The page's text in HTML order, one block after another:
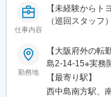
公津の杜駅、羽
県)、京成幕張
上前津駅、知寄
仕事内容
【未経験から
（巡回スタッ
勤務地
【大阪府外の
島2-14-15※実務
します。（大阪
大阪メトロ御堂
【最寄り駅】
西中島南方駅、